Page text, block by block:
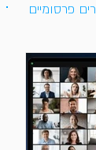
פרסומיים